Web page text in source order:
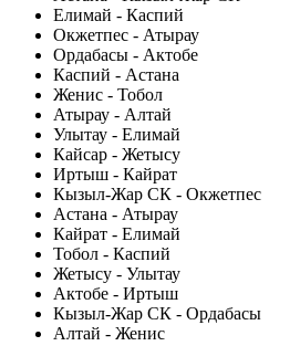
Елимай - Каспий
Окжетпес - Атырау
Ордабасы - Актобе
Каспий - Астана
Женис - Тобол
Атырау - Алтай
Улытау - Елимай
Кайсар - Жетысу
Иртыш - Кайрат
Кызыл-Жар СК - Окжетпес
Астана - Атырау
Кайрат - Елимай
Тобол - Каспий
Жетысу - Улытау
Актобе - Иртыш
Кызыл-Жар СК - Ордабасы
Алтай - Женис